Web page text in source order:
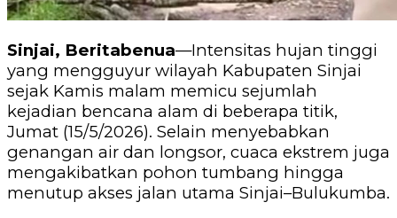
‎Sinjai, Beritabenua—Intensitas hujan tinggi
yang mengguyur wilayah Kabupaten Sinjai
sejak Kamis malam memicu sejumlah
kejadian bencana alam di beberapa titik,
Jumat (15/5/2026). Selain menyebabkan
genangan air dan longsor, cuaca ekstrem juga
mengakibatkan pohon tumbang hingga
menutup akses jalan utama Sinjai–Bulukumba.